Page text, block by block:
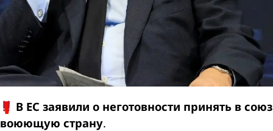
В ЕС заявили о неготовности принять в союз
воюющую страну.